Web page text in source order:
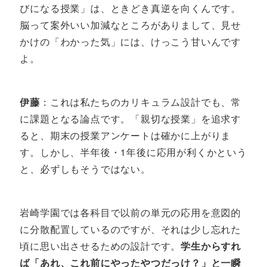
びになる授業」は、ときどき真逆を向くんです。
脳って案外いい加減なところがありまして、見せ
かけの「わかった気」には、けっこう甘いんです
よ。
伊藤 ：これは私たちのカリキュラム設計でも、常
に課題となる論点です。「親切な授業」を追求す
ると、期末の授業アンケートは確かに上がりま
す。しかし、半年後・1年後に応用が利くかという
と、必ずしもそうではない。
岩崎学園では各科目で以前の単元の応用を意図的
に分散配置しているのですが、それは少し忘れた
頃に思い出させるための設計です。学生からすれ
ば「あれ、これ前にやったやつだっけ？」と一瞬